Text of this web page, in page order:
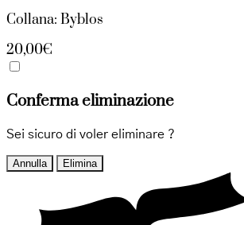
Collana: Byblos
20,00€
Conferma eliminazione
Sei sicuro di voler eliminare ?
Annulla Elimina